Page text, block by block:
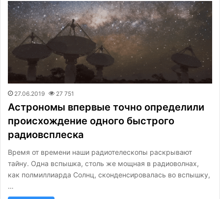
27.06.2019 27 751
Астрономы впервые точно определили
происхождение одного быстрого
радиовсплеска
Время от времени наши радиотелескопы раскрывают
тайну. Одна вспышка, столь же мощная в радиоволнах,
как полмиллиарда Солнц, сконденсировалась во вспышку,
…